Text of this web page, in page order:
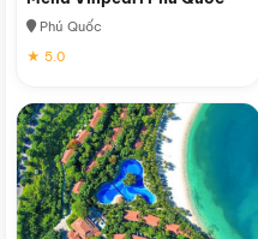
Phú Quốc
★ 5.0